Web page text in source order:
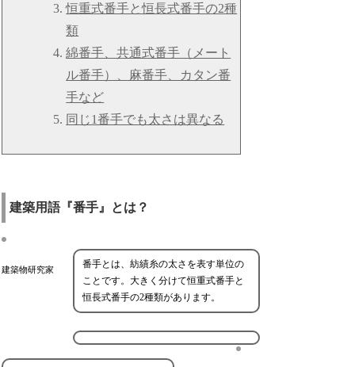
恒重式番手と恒長式番手の2種
類
綿番手、共通式番手（メート
ル番手）、麻番手、カタン番
手など
同じ1番手でも太さは異なる
建築用語『番手』とは？
建築物研究家
番手とは、紡績糸の太さを表す単位の
ことです。大きく分けて恒重式番手と
恒長式番手の2種類があります。